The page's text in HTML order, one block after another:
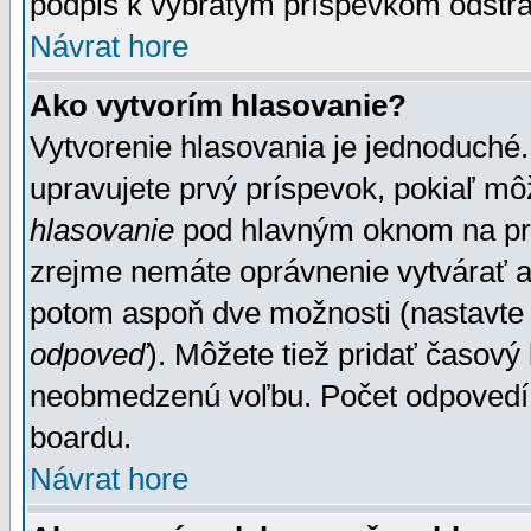
Návrat hore
Ako vytvorím hlasovanie?
Vytvorenie hlasovania je
upravujete prvý príspevok, pokiaľ
hlasovanie pod hlavným oknom na
zrejme nemáte oprávnenie vytvárať
potom aspoň dve možnosti
odpoveď). Môžete tiež pridať
neobmedzenú voľbu. Počet
boardu.
Návrat hore